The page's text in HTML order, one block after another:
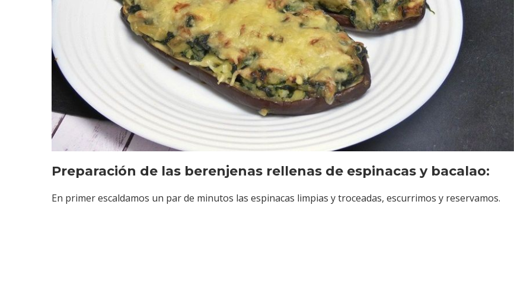
Preparación de las berenjenas rellenas de espinacas y bacalao:
En primer escaldamos un par de minutos las espinacas limpias y troceadas, escurrimos y reservamos.